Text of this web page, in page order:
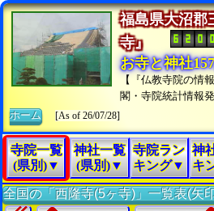
福島県大沼郡
寺』
お寺と神社
【『仏教寺院の情
閣・寺院統計情報
ホーム
[As of 26/07/28]
寺院一覧
(県別)▼
神社一覧
(県別)▼
寺院ラン
キング▼
神
キ
全国の「西隆寺(5ヶ寺)」一覧表(矢